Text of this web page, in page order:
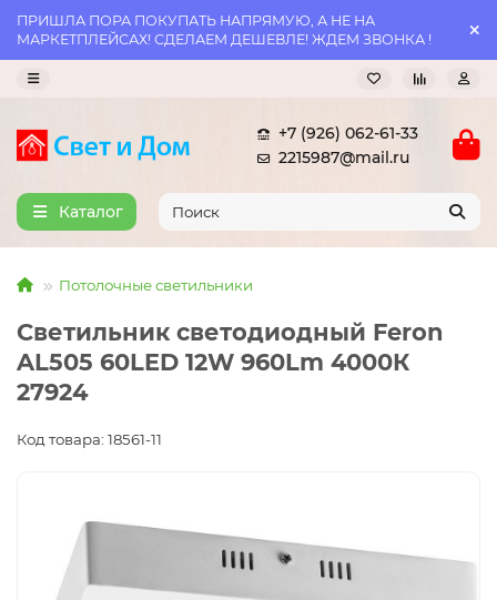
ПРИШЛА ПОРА ПОКУПАТЬ НАПРЯМУЮ, А НЕ НА
МАРКЕТПЛЕЙСАХ! СДЕЛАЕМ ДЕШЕВЛЕ! ЖДЕМ ЗВОНКА !
+7 (926) 062-61-33
2215987@mail.ru
Каталог
Потолочные светильники
Светильник светодиодный Feron
AL505 60LED 12W 960Lm 4000К
27924
Код товара: 18561-11